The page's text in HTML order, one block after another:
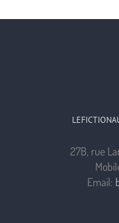
27B, rue
Email: